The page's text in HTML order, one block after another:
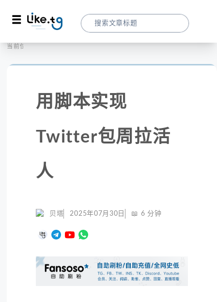
当前位置：
用脚本实现
Twitter包周拉活
人
贝塔 2025年07月30日 📖 6 分钟